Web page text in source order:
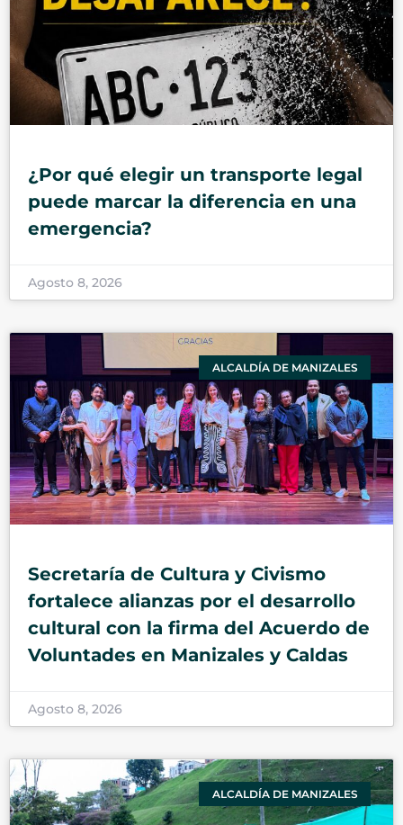
¿Por qué elegir un transporte legal
puede marcar la diferencia en una
emergencia?
Agosto 8, 2026
ALCALDÍA DE MANIZALES
Secretaría de Cultura y Civismo
fortalece alianzas por el desarrollo
cultural con la firma del Acuerdo de
Voluntades en Manizales y Caldas
Agosto 8, 2026
ALCALDÍA DE MANIZALES